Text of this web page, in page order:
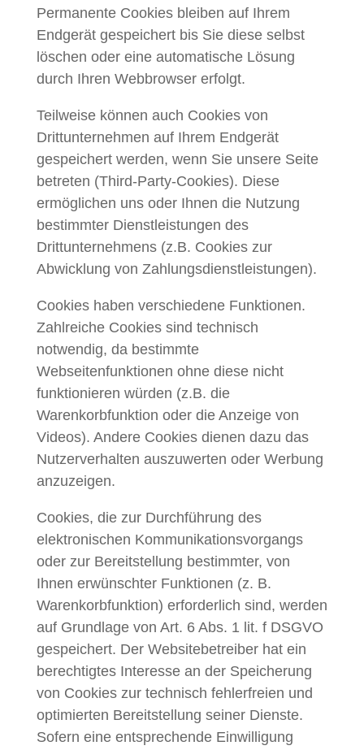
Permanente Cookies bleiben auf Ihrem
Endgerät gespeichert bis Sie diese selbst
löschen oder eine automatische Lösung
durch Ihren Webbrowser erfolgt.
Teilweise können auch Cookies von
Drittunternehmen auf Ihrem Endgerät
gespeichert werden, wenn Sie unsere Seite
betreten (Third-Party-Cookies). Diese
ermöglichen uns oder Ihnen die Nutzung
bestimmter Dienstleistungen des
Drittunternehmens (z.B. Cookies zur
Abwicklung von Zahlungsdienstleistungen).
Cookies haben verschiedene Funktionen.
Zahlreiche Cookies sind technisch
notwendig, da bestimmte
Webseitenfunktionen ohne diese nicht
funktionieren würden (z.B. die
Warenkorbfunktion oder die Anzeige von
Videos). Andere Cookies dienen dazu das
Nutzerverhalten auszuwerten oder Werbung
anzuzeigen.
Cookies, die zur Durchführung des
elektronischen Kommunikationsvorgangs
oder zur Bereitstellung bestimmter, von
Ihnen erwünschter Funktionen (z. B.
Warenkorbfunktion) erforderlich sind, werden
auf Grundlage von Art. 6 Abs. 1 lit. f DSGVO
gespeichert. Der Websitebetreiber hat ein
berechtigtes Interesse an der Speicherung
von Cookies zur technisch fehlerfreien und
optimierten Bereitstellung seiner Dienste.
Sofern eine entsprechende Einwilligung